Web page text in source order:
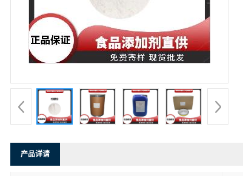
产品详请